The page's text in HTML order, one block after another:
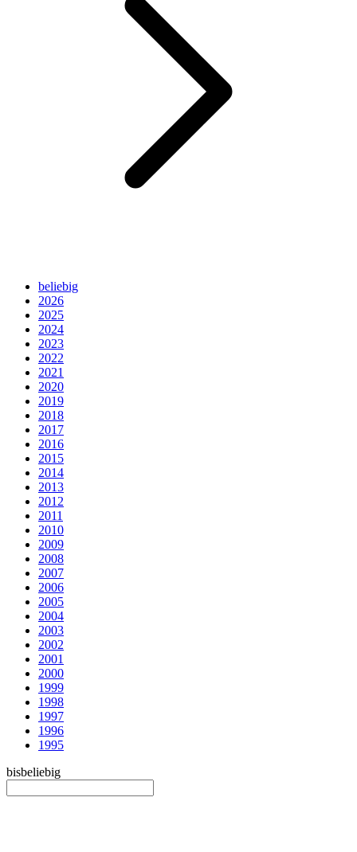
beliebig
2026
2025
2024
2023
2022
2021
2020
2019
2018
2017
2016
2015
2014
2013
2012
2011
2010
2009
2008
2007
2006
2005
2004
2003
2002
2001
2000
1999
1998
1997
1996
1995
bisbeliebig